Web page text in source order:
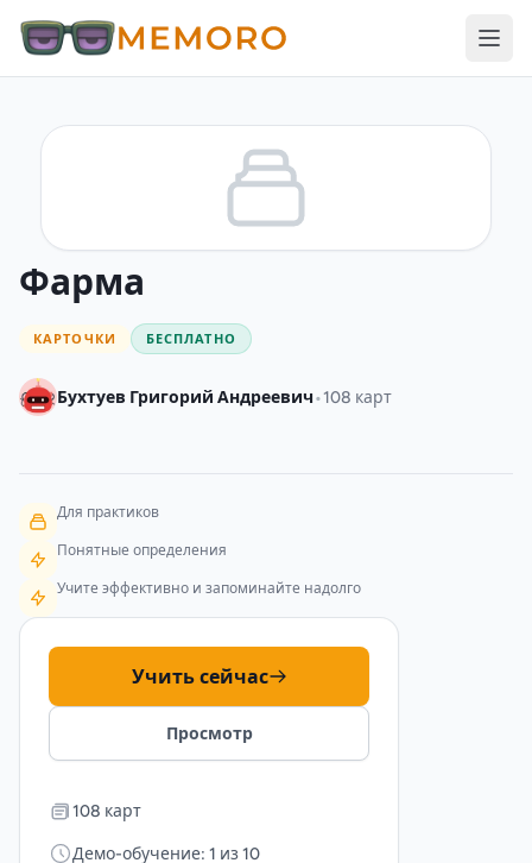
Фарма
КАРТОЧКИ БЕСПЛАТНО
Бухтуев Григорий Андреевич •108 карт
Для практиков
Понятные определения
Учите эффективно и запоминайте надолго
Учить сейчас
Просмотр
108 карт
Демо-обучение: 1 из 10